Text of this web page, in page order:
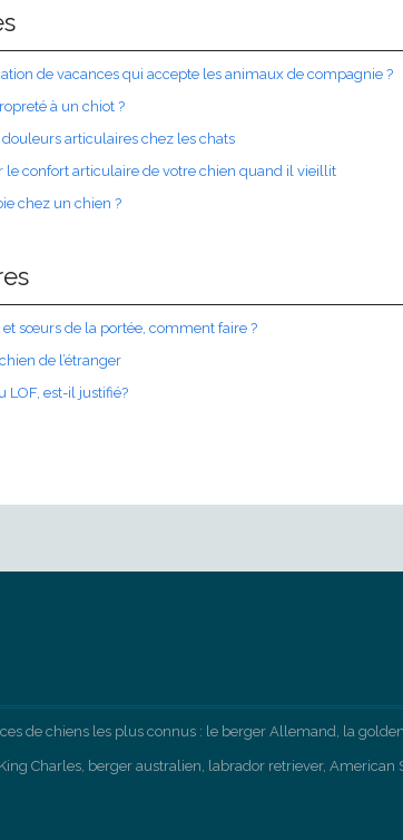
de vacances qui accepte les animaux de compagnie ?
à un chiot ?
articulaires chez les chats
le confort articulaire de votre chien quand il vieillit
chez un chien ?
et sœurs de la portée, comment faire ?
de l’étranger
LOF, est-il justifié?
de chiens les plus connus : le berger Allemand, la
Charles, berger australien, labrador retriever, American